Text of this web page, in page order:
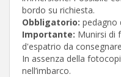
bordo su richiesta.
Obbligatorio: pedagno
Importante: Munirsi di
d'espatrio da
In assenza della
nell’imbarco.